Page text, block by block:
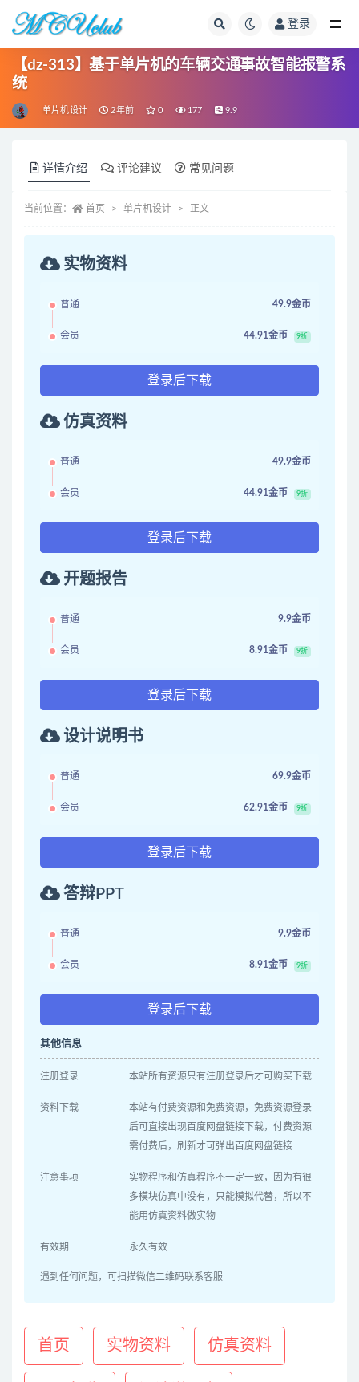
登录
【dz-313】基于单片机的车辆交通事故智能报警系
统
单片机设计 2年前 0 177 9.9
详情介绍 评论建议 常见问题
当前位置： 首页 单片机设计 正文
实物资料
普通 49.9金币
会员 44.91金币 9折
登录后下载
仿真资料
普通 49.9金币
会员 44.91金币 9折
登录后下载
开题报告
普通 9.9金币
会员 8.91金币 9折
登录后下载
设计说明书
普通 69.9金币
会员 62.91金币 9折
登录后下载
答辩PPT
普通 9.9金币
会员 8.91金币 9折
登录后下载
其他信息
注册登录 本站所有资源只有注册登录后才可购买下载
资料下载
本站有付费资源和免费资源，免费资源登录
后可直接出现百度网盘链接下载，付费资源
需付费后，刷新才可弹出百度网盘链接
注意事项
实物程序和仿真程序不一定一致，因为有很
多模块仿真中没有，只能模拟代替，所以不
能用仿真资料做实物
有效期 永久有效
遇到任何问题，可扫描微信二维码联系客服
首页 实物资料 仿真资料